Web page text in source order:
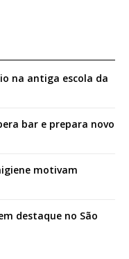
na antiga escola da
bar e prepara novo
motivam
destaque no São